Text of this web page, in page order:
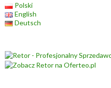
Polski
English
Deutsch